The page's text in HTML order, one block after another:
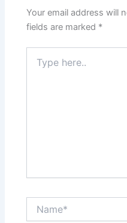
Your email address will
fields are marked *
here..